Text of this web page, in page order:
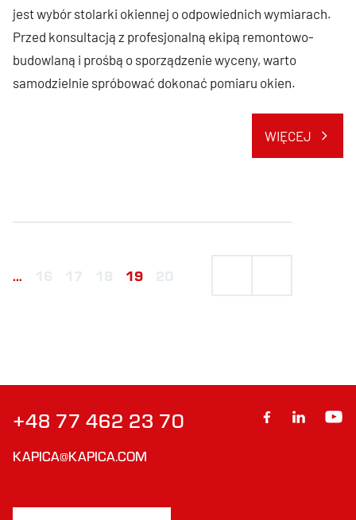
jest wybór stolarki okiennej o odpowiednich wymiarach.
Przed konsultacją z profesjonalną ekipą remontowo-
budowlaną i prośbą o sporządzenie wyceny, warto
samodzielnie spróbować dokonać pomiaru okien.
WIĘCEJ
… 16 17 18 19 20
+48 77 462 23 70
KAPICA@KAPICA.COM